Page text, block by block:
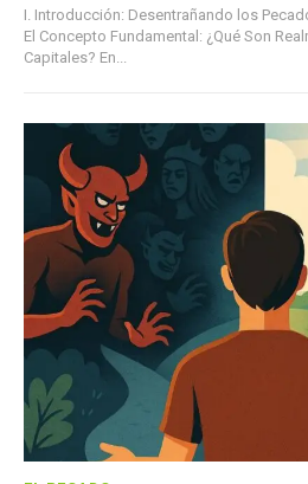
I. Introducción: Desentrañando los
El Concepto Fundamental: ¿Qué Son
Capitales? En...